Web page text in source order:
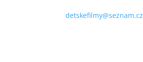
detskefilmy@seznam.cz